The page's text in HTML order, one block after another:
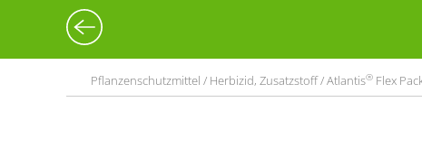
Pflanzenschutzmittel / Herbizid, Zusatzstoff / Atlantis® Flex